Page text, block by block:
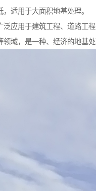
，适用于大面积地基处理。
泛应用于建筑工程、道路工程
领域，是一种、经济的地基处